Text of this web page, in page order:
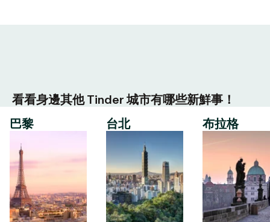
看看身邊其他 Tinder 城市有哪些新鮮事！
巴黎
台北 布拉格